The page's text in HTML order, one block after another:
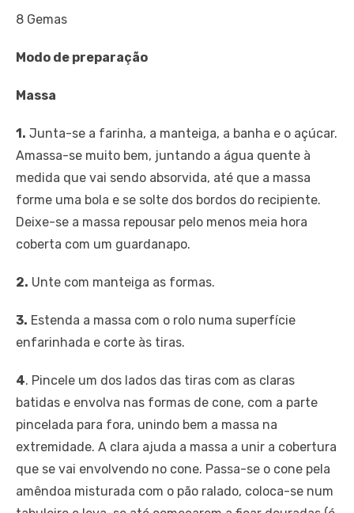
8 Gemas
Modo de preparação
Massa
1. Junta-se a farinha, a manteiga, a banha e o açúcar.
Amassa-se muito bem, juntando a água quente à
medida que vai sendo absorvida, até que a massa
forme uma bola e se solte dos bordos do recipiente.
Deixe-se a massa repousar pelo menos meia hora
coberta com um guardanapo.
2. Unte com manteiga as formas.
3. Estenda a massa com o rolo numa superfície
enfarinhada e corte às tiras.
4. Pincele um dos lados das tiras com as claras
batidas e envolva nas formas de cone, com a parte
pincelada para fora, unindo bem a massa na
extremidade. A clara ajuda a massa a unir a cobertura
que se vai envolvendo no cone. Passa-se o cone pela
amêndoa misturada com o pão ralado, coloca-se num